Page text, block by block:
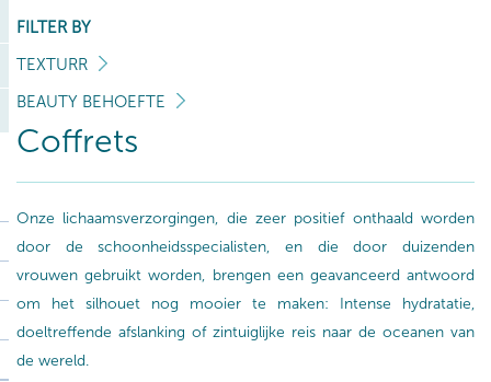
FILTER BY
TEXTURR
BEAUTY BEHOEFTE
Coffrets
Onze lichaamsverzorgingen, die zeer positief onthaald worden
door de schoonheidsspecialisten, en die door duizenden
vrouwen gebruikt worden, brengen een geavanceerd antwoord
om het silhouet nog mooier te maken: Intense hydratatie,
doeltreffende afslanking of zintuiglijke reis naar de oceanen van
de wereld.